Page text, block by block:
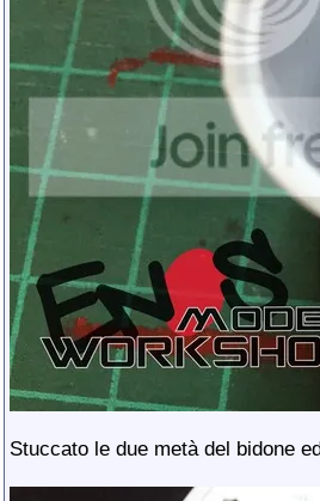
Stuccato le due metà del bidone